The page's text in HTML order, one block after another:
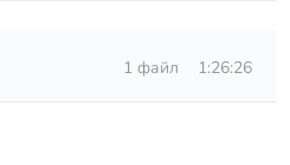
1 файл 1:26:26